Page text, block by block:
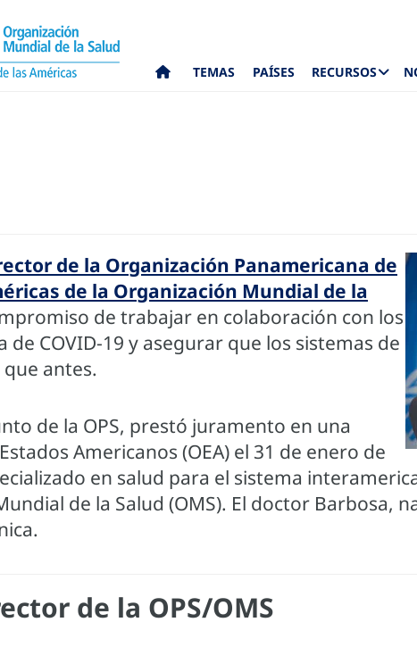
TEMAS PAÍSES RECURSOS
de la Organización Panamericana de
de la Organización Mundial de la
de trabajar en colaboración con los
COVID-19 y asegurar que los sistemas de
antes.
de la OPS, prestó juramento en una
Americanos (OEA) el 31 de enero de
en salud para el sistema
de la Salud (OMS). El doctor Barbosa,
de la OPS/OMS